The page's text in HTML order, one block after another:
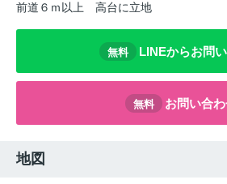
前道６ｍ以上 高台に立地
無料 LINEからお問
無料 お問い合
地図